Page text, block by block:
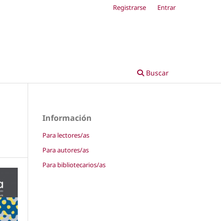
Buscar
Registrarse Entrar
Información
Para lectores/as
Para autores/as
Para bibliotecarios/as